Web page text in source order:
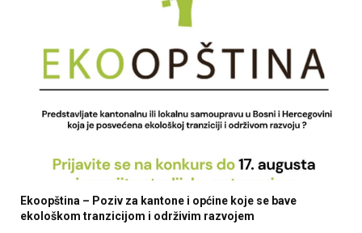
Ekoopština – Poziv za kantone i općine koje se bave
ekološkom tranzicijom i održivim razvojem